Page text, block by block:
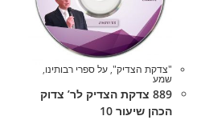
"צדקת הצדיק",על ספרי רבותינו,
שמע
889 צדקת הצדיק לר’ צדוק
הכהן שיעור 10